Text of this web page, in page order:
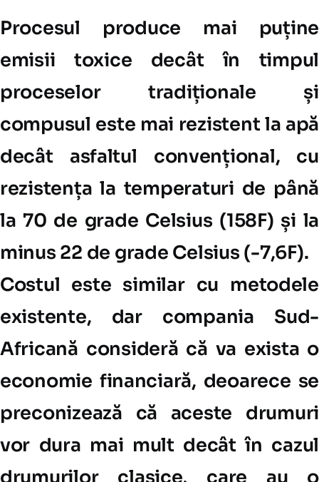
Procesul produce mai puține
emisii toxice decât în timpul
proceselor tradiționale și
compusul este mai rezistent la apă
decât asfaltul convențional, cu
rezistența la temperaturi de până
la 70 de grade Celsius (158F) și la
minus 22 de grade Celsius (-7,6F).
Costul este similar cu metodele
existente, dar compania Sud-
Africană consideră că va exista o
economie financiară, deoarece se
preconizează că aceste drumuri
vor dura mai mult decât în cazul
drumurilor clasice, care au o